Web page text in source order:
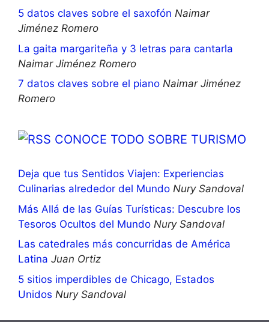
5 datos claves sobre el saxofón Naimar
Jiménez Romero
La gaita margariteña y 3 letras para cantarla
Naimar Jiménez Romero
7 datos claves sobre el piano Naimar Jiménez
Romero
CONOCE TODO SOBRE TURISMO
Deja que tus Sentidos Viajen: Experiencias
Culinarias alrededor del Mundo Nury Sandoval
Más Allá de las Guías Turísticas: Descubre los
Tesoros Ocultos del Mundo Nury Sandoval
Las catedrales más concurridas de América
Latina Juan Ortiz
5 sitios imperdibles de Chicago, Estados
Unidos Nury Sandoval